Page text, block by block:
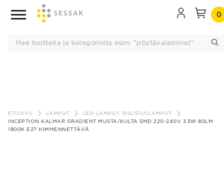
sisältöön
0
ETUSIVU LAMPUT
LED-LAMPUT, SISUSTUSLAMPUT
INCEPTION KALMAR GRADIENT MUSTA/KULTA SMD 220-240V 3.5W 80LM
1800K E27 HIMMENNETTÄVÄ